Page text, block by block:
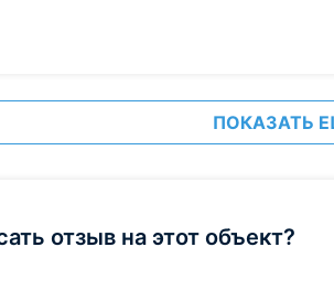
ПОКАЗАТЬ
отзыв на этот объект?